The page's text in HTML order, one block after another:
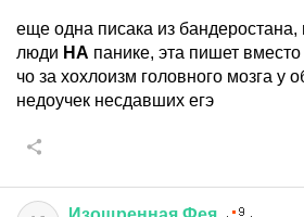
еще одна писака из
люди НА панике, эта пишет вместо
чо за хохлоизм головного мозга у
недоучек несдавших егэ